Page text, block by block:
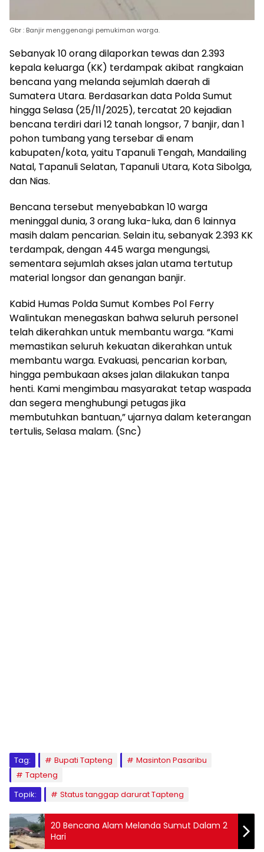
Gbr : Banjir menggenangi pemukiman warga.
Sebanyak 10 orang dilaporkan tewas dan 2.393
kepala keluarga (KK) terdampak akibat rangkaian
bencana yang melanda sejumlah daerah di
Sumatera Utara. Berdasarkan data Polda Sumut
hingga Selasa (25/11/2025), tercatat 20 kejadian
bencana terdiri dari 12 tanah longsor, 7 banjir, dan 1
pohon tumbang yang tersebar di enam
kabupaten/kota, yaitu Tapanuli Tengah, Mandailing
Natal, Tapanuli Selatan, Tapanuli Utara, Kota Sibolga,
dan Nias.
Bencana tersebut menyebabkan 10 warga
meninggal dunia, 3 orang luka-luka, dan 6 lainnya
masih dalam pencarian. Selain itu, sebanyak 2.393 KK
terdampak, dengan 445 warga mengungsi,
sementara sejumlah akses jalan utama tertutup
material longsor dan genangan banjir.
Kabid Humas Polda Sumut Kombes Pol Ferry
Walintukan menegaskan bahwa seluruh personel
telah dikerahkan untuk membantu warga. “Kami
memastikan seluruh kekuatan dikerahkan untuk
membantu warga. Evakuasi, pencarian korban,
hingga pembukaan akses jalan dilakukan tanpa
henti. Kami mengimbau masyarakat tetap waspada
dan segera menghubungi petugas jika
membutuhkan bantuan,” ujarnya dalam keterangan
tertulis, Selasa malam. (Snc)
Tag: Bupati Tapteng
Masinton Pasaribu
Tapteng
Topik:
Status tanggap darurat Tapteng
20 Bencana Alam Melanda Sumut Dalam 2
Hari